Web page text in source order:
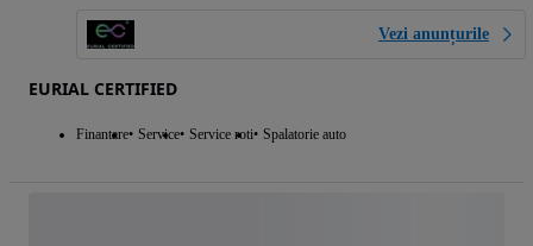
Vezi anunțurile
EURIAL CERTIFIED
Finantare Service Service roti Spalatorie auto